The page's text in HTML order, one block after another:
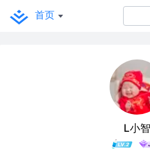
首页
L小智